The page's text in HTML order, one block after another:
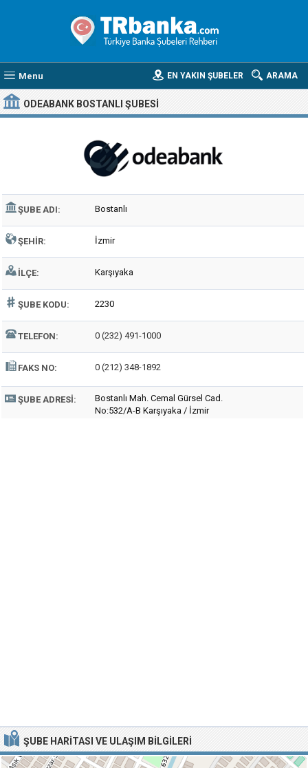
Menu ARAMA
EN YAKIN ŞUBELER
ODEABANK BOSTANLI ŞUBESI
ŞUBE ADI: Bostanlı
ŞEHIR: İzmir
İLÇE: Karşıyaka
ŞUBE KODU: 2230
TELEFON: 0 (232) 491-1000
FAKS NO: 0 (212) 348-1892
ŞUBE ADRESI:
Bostanlı Mah. Cemal Gürsel Cad.
No:532/A-B Karşıyaka / İzmir
ŞUBE HARITASI VE ULAŞIM BILGILERI